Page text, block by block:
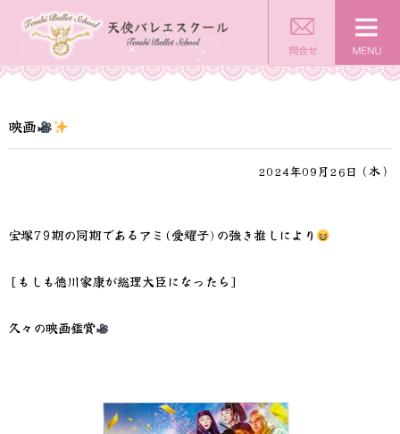
映画
2024年09月26日（木）
宝塚79期の同期であるアミ(愛耀子)の強き推しにより
[もしも徳川家康が総理大臣になったら]
久々の映画鑑賞